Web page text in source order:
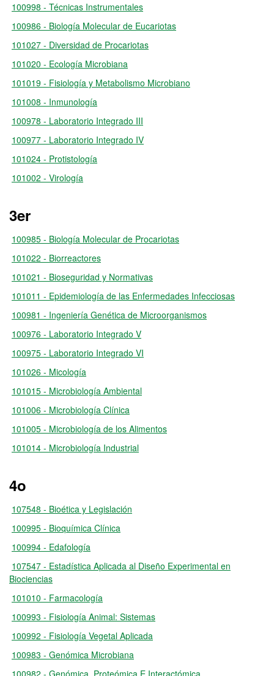
100998 - Técnicas Instrumentales
100986 - Biología Molecular de Eucariotas
101027 - Diversidad de Procariotas
101020 - Ecología Microbiana
101019 - Fisiología y Metabolismo Microbiano
101008 - Inmunología
100978 - Laboratorio Integrado III
100977 - Laboratorio Integrado IV
101024 - Protistología
101002 - Virología
3er
100985 - Biología Molecular de Procariotas
101022 - Biorreactores
101021 - Bioseguridad y Normativas
101011 - Epidemiología de las Enfermedades Infecciosas
100981 - Ingeniería Genética de Microorganismos
100976 - Laboratorio Integrado V
100975 - Laboratorio Integrado VI
101026 - Micología
101015 - Microbiología Ambiental
101006 - Microbiología Clínica
101005 - Microbiología de los Alimentos
101014 - Microbiología Industrial
4o
107548 - Bioética y Legislación
100995 - Bioquímica Clínica
100994 - Edafología
107547 - Estadística Aplicada al Diseño Experimental en
Biociencias
101010 - Farmacología
100993 - Fisiología Animal: Sistemas
100992 - Fisiología Vegetal Aplicada
100983 - Genómica Microbiana
100982 - Genómica, Proteómica E Interactómica